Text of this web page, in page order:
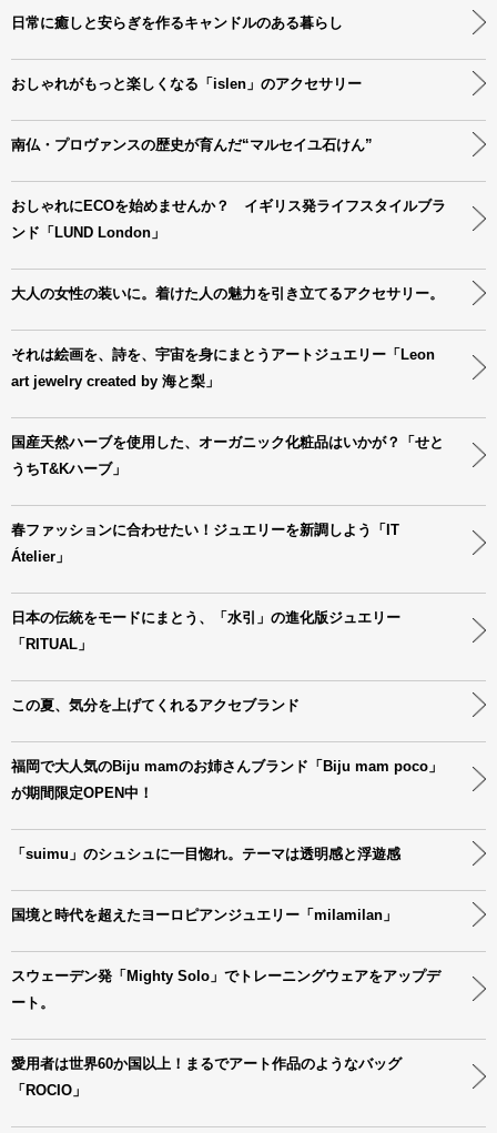
日常に癒しと安らぎを作るキャンドルのある暮らし
おしゃれがもっと楽しくなる「islen」のアクセサリー
南仏・プロヴァンスの歴史が育んだ“マルセイユ石けん”
おしゃれにECOを始めませんか？ イギリス発ライフスタイルブラ
ンド「LUND London」
大人の女性の装いに。着けた人の魅力を引き立てるアクセサリー。
それは絵画を、詩を、宇宙を身にまとうアートジュエリー「Leon
art jewelry created by 海と梨」
国産天然ハーブを使用した、オーガニック化粧品はいかが？「せと
うちT&Kハーブ」
春ファッションに合わせたい！ジュエリーを新調しよう「IT
Átelier」
日本の伝統をモードにまとう、「水引」の進化版ジュエリー
「RITUAL」
この夏、気分を上げてくれるアクセブランド
福岡で大人気のBiju mamのお姉さんブランド「Biju mam poco」
が期間限定OPEN中！
「suimu」のシュシュに一目惚れ。テーマは透明感と浮遊感
国境と時代を超えたヨーロピアンジュエリー「milamilan」
スウェーデン発「Mighty Solo」でトレーニングウェアをアップデ
ート。
愛用者は世界60か国以上！まるでアート作品のようなバッグ
「ROCIO」